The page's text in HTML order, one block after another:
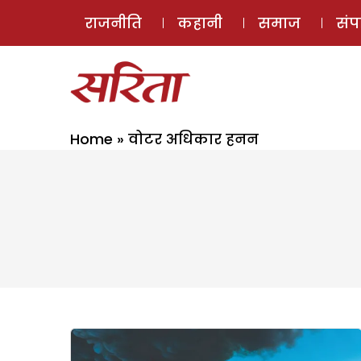
राजनीति कहानी समाज
Home » वोटर अधिकार हनन